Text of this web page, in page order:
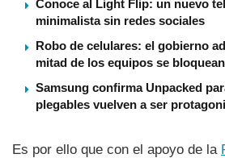
Conoce al Light Flip: un nuevo
minimalista sin redes sociales
Robo de celulares: el gobierno
mitad de los equipos se
Samsung confirma Unpacked
plegables vuelven a ser
Es por ello que con el apoyo de la